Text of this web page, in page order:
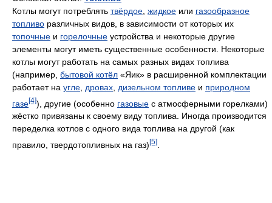
Котлы могут потреблять твёрдое жидкое или газообразное
топливо различных видов, в зависимости от которых их
топочные и горелочные устройства и некоторые другие
элементы могут иметь существенные особенности. Некоторые
котлы могут работать на самых разных видах топлива
(например, бытовой котёл «Яик» в расширенной комплектации
работает на угле дровах дизельном топливе и природном
газе[4]), другие (особенно газовые с атмосферными горелками)
жёстко привязаны к своему виду топлива. Иногда производится
переделка котлов с одного вида топлива на другой (как
правило, твердотопливных на газ) [5]